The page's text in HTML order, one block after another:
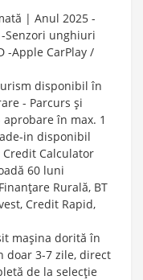
| Anul 2025 -
-Senzori unghiuri
-Apple CarPlay /
disponibil în
- Parcurs și
în max. 1
in disponibil
Credit Calculator
60 luni
Rurală, BT
Credit Rapid,
mașina dorită în
doar 3-7 zile, direct
de la selecție